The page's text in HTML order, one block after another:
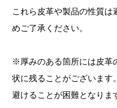
これら皮革や製品の性質
めご了承ください。
※厚みのある箇所には皮革
状に残ることがございます
避けることが困難となりま